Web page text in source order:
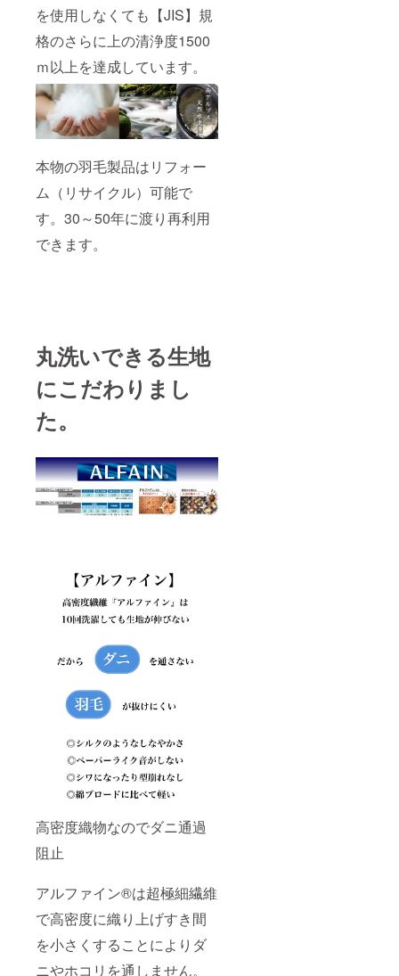
を使用しなくても【JIS】規
格のさらに上の清浄度1500
ｍ以上を達成しています。
本物の羽毛製品はリフォー
ム（リサイクル）可能で
す。30～50年に渡り再利用
できます。
丸洗いできる生地
にこだわりまし
た。
高密度織物なのでダニ通過
阻止
アルファイン®は超極細繊維
で高密度に織り上げすき間
を小さくすることによりダ
ニやホコリを通しません。